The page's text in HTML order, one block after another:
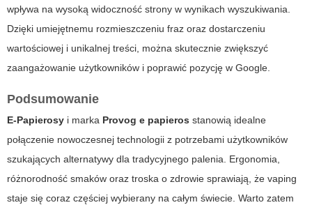
wpływa na wysoką widoczność strony w wynikach wyszukiwania.
Dzięki umiejętnemu rozmieszczeniu fraz oraz dostarczeniu
wartościowej i unikalnej treści, można skutecznie zwiększyć
zaangażowanie użytkowników i poprawić pozycję w Google.
Podsumowanie
E-Papierosy i marka Provog e papieros stanowią idealne
połączenie nowoczesnej technologii z potrzebami użytkowników
szukających alternatywy dla tradycyjnego palenia. Ergonomia,
różnorodność smaków oraz troska o zdrowie sprawiają, że vaping
staje się coraz częściej wybierany na całym świecie. Warto zatem